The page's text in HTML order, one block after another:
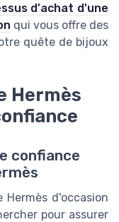
d'achat d'une
qui vous offre des
quête de bijoux
Hermès
confiance
d'occasion
pour assurer